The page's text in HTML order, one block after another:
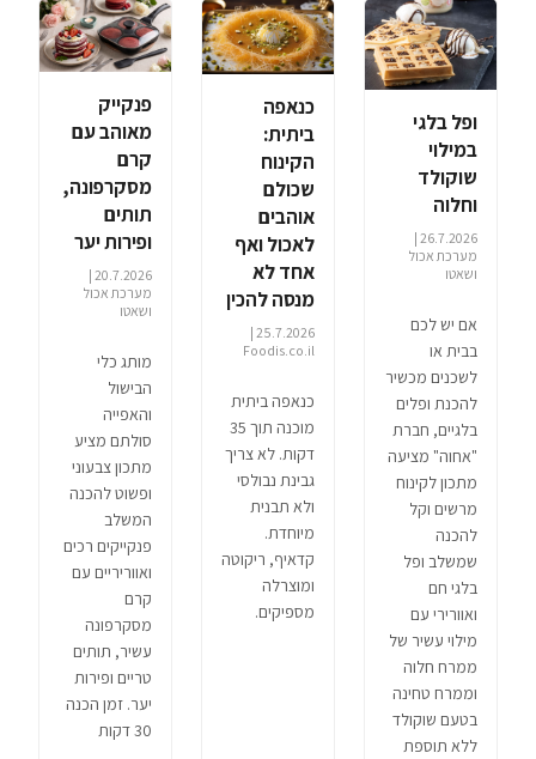
ופל בלגי
במילוי
שוקולד
וחלוה
26.7.2026 |
מערכת אכול
ושאטו
אם יש לכם
בבית או
לשכנים מכשיר
להכנת ופלים
בלגיים, חברת
"אחוה" מציעה
מתכון לקינוח
מרשים וקל
להכנה
שמשלב ופל
בלגי חם
ואוורירי עם
מילוי עשיר של
ממרח חלוה
וממרח טחינה
בטעם שוקולד
ללא תוספת
כנאפה
ביתית:
הקינוח
שכולם
אוהבים
לאכול ואף
אחד לא
מנסה להכין
25.7.2026 |
Foodis.co.il
כנאפה ביתית
מוכנה תוך 35
דקות. לא צריך
גבינת נבולסי
ולא תבנית
מיוחדת.
קדאיף, ריקוטה
ומוצרלה
מספיקים.
פנקייק
מאוהב עם
קרם
מסקרפונה,
תותים
ופירות יער
20.7.2026 |
מערכת אכול
ושאטו
מותג כלי
הבישול
והאפייה
סולתם מציע
מתכון צבעוני
ופשוט להכנה
המשלב
פנקייקים רכים
ואווריריים עם
קרם
מסקרפונה
עשיר, תותים
טריים ופירות
יער. זמן הכנה
30 דקות